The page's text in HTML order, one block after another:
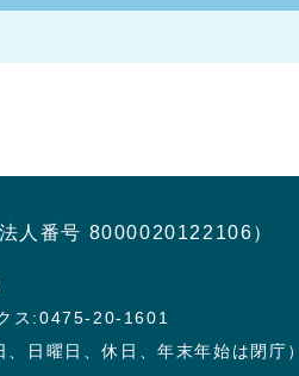
法人番号 8000020122106）
ス:0475-20-1601
日曜日、休日、年末年始は閉庁）